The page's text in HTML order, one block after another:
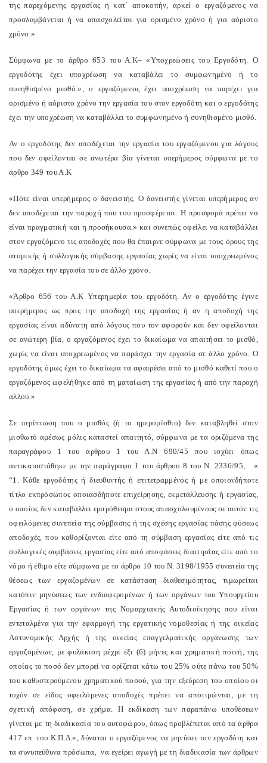
της παρεχόμενης εργασίας η κατ΄ αποκοπήν, αρκεί ο εργαζόμενος να
προσλαμβάνεται ή να απασχολείται για ορισμένο χρόνο ή για αόριστο
χρόνο.»
Σύμφωνα με το άρθρο 653 του Α.Κ– «Υποχρεώσεις του Εργοδότη. Ο
εργοδότης έχει υποχρέωση να καταβάλει το συμφωνημένο ή το
συνηθισμένο μισθό.», ο εργαζόμενος έχει υποχρέωση να παρέχει για
ορισμένο ή αόριστο χρόνο την εργασία του στον εργοδότη και ο εργοδότης
έχει την υποχρέωση να καταβάλλει το συμφωνημένο ή συνηθισμένο μισθό.
Αν ο εργοδότης δεν αποδέχεται την εργασία του εργαζόμενου για λόγους
που δεν οφείλονται σε ανωτέρα βία γίνεται υπερήμερος σύμφωνα με το
άρθρο 349 του Α.Κ
«Πότε είναι υπερήμερος ο δανειστής. Ο δανειστής γίνεται υπερήμερος αν
δεν αποδέχεται την παροχή που του προσφέρεται. Η προσφορά πρέπει να
είναι πραγματική και η προσήκουσα.» και συνεπώς οφείλει να καταβάλλει
στον εργαζόμενο τις αποδοχές που θα έπαιρνε σύμφωνα με τους όρους της
ατομικής ή συλλογικής σύμβασης εργασίας χωρίς να είναι υποχρεωμένος
να παρέχει την εργασία του σε άλλο χρόνο.
«Άρθρο 656 του Α.Κ Υπερημερία του εργοδότη. Αν ο εργοδότης έγινε
υπερήμερος ως προς την αποδοχή της εργασίας ή αν η αποδοχή της
εργασίας είναι αδύνατη από λόγους που τον αφορούν και δεν οφείλονται
σε ανώτερη βία, ο εργαζόμενος έχει το δικαίωμα να απαιτήσει το μισθό,
χωρίς να είναι υποχρεωμένος να παράσχει την εργασία σε άλλο χρόνο. Ο
εργοδότης όμως έχει το δικαίωμα να αφαιρέσει από το μισθό καθετί που ο
εργαζόμενος ωφελήθηκε από τη ματαίωση της εργασίας ή από την παροχή
αλλού.»
Σε περίπτωση που ο μισθός (ή το ημερομίσθιο) δεν καταβληθεί στον
μισθωτό αμέσως μόλις καταστεί απαιτητό, σύμφωνα με τα οριζόμενα της
παραγράφου 1 του άρθρου 1 του Α.Ν 690/45 που ισχύει όπως
αντικαταστάθηκε με την παράγραφο 1 του άρθρου 8 του Ν. 2336/95, «
“1. Κάθε εργοδότης ή διευθυντής ή επιτετραμμένος ή με οποιονδήποτε
τίτλο εκπρόσωπος οποιασδήποτε επιχείρησης, εκμετάλλευσης ή εργασίας,
ο οποίος δεν καταβάλλει εμπρόθεσμα στους απασχολουμένους σε αυτόν τις
οφειλόμενες συνεπεία της σύμβασης ή της σχέσης εργασίας πάσης φύσεως
αποδοχές, που καθορίζονται είτε από τη σύμβαση εργασίας είτε από τις
συλλογικές συμβάσεις εργασίας είτε από αποφάσεις διαιτησίας είτε από το
νόμο ή έθιμο είτε σύμφωνα με το άρθρο 10 του Ν. 3198/1955 συνεπεία της
θέσεως των εργαζομένων σε κατάσταση διαθεσιμότητας, τιμωρείται
κατόπιν μηνύσεως των ενδιαφερομένων ή των οργάνων του Υπουργείου
Εργασίας ή των οργάνων της Νομαρχιακής Αυτοδιοίκησης που είναι
εντεταλμένα για την εφαρμογή της εργατικής νομοθεσίας ή της οικείας
Αστυνομικής Αρχής ή της οικείας επαγγελματικής οργάνωσης των
εργαζομένων, με φυλάκιση μέχρι έξι (6) μήνες και χρηματική ποινή, της
οποίας το ποσό δεν μπορεί να ορίζεται κάτω του 25% ούτε πάνω του 50%
του καθυστερούμενου χρηματικού ποσού, για την εξεύρεση του οποίου οι
τυχόν σε είδος οφειλόμενες αποδοχές πρέπει να αποτιμώνται, με τη
σχετική απόφαση, σε χρήμα. Η εκδίκαση των παραπάνω υποθέσεων
γίνεται με τη διαδικασία του αυτοφώρου, όπως προβλέπεται από τα άρθρα
417 επ. του Κ.Π.Δ.», δύναται ο εργαζόμενος να μηνύσει τον εργοδότη και
τα συνυπεύθυνα πρόσωπα, να εγείρει αγωγή με τη διαδικασία των άρθρων